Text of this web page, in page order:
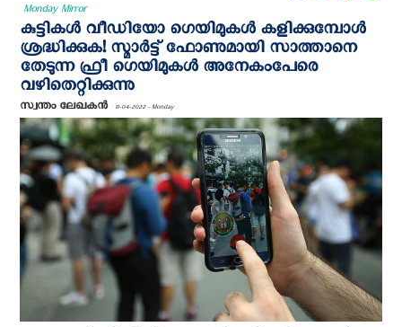
Monday Mirror
കുട്ടികൾ വീഡിയോ ഗെയിമുകൾ കളിക്കുമ്പോൾ
ശ്രദ്ധിക്കുക! സ്മാര്‍ട്ട് ഫോണുമായി സാത്താനെ
തേടുന്ന ഫ്രീ ഗെയിമുകൾ അനേകംപേരെ
വഴിതെറ്റിക്കുന്നു
സ്വന്തം ലേഖകന്‍ 11-04-2022 - Monday